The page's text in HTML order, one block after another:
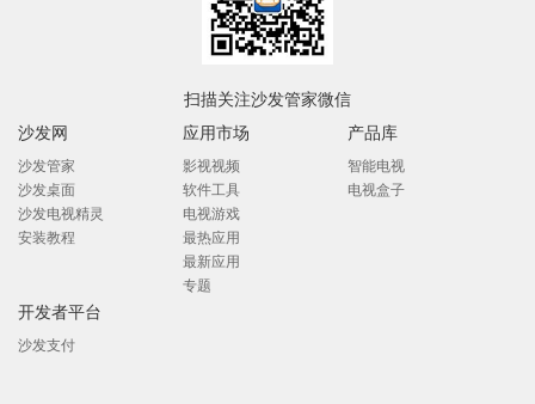
扫描关注沙发管家微信
沙发网
沙发管家
沙发桌面
沙发电视精灵
安装教程
应用市场
影视视频
软件工具
电视游戏
最热应用
最新应用
专题
产品库
智能电视
电视盒子
开发者平台
沙发支付